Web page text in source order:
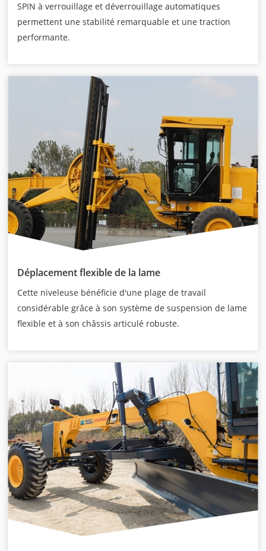
SPIN à verrouillage et déverrouillage automatiques
permettent une stabilité remarquable et une traction
performante.
Déplacement flexible de la lame
Cette niveleuse bénéficie d'une plage de travail
considérable grâce à son système de suspension de lame
flexible et à son châssis articulé robuste.